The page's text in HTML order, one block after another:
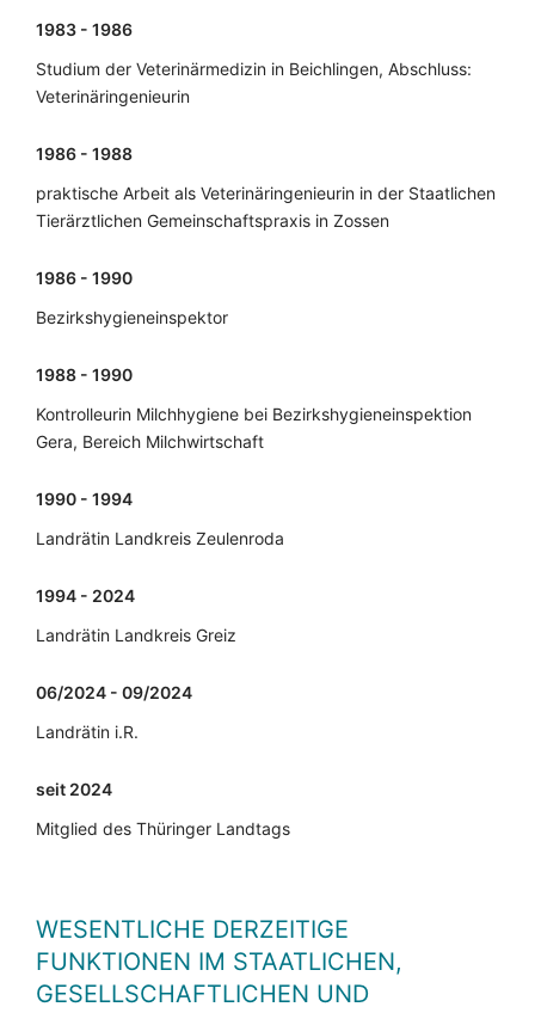
1983 - 1986
Studium der Veterinärmedizin in Beichlingen, Abschluss:
Veterinäringenieurin
1986 - 1988
praktische Arbeit als Veterinäringenieurin in der Staatlichen
Tierärztlichen Gemeinschaftspraxis in Zossen
1986 - 1990
Bezirkshygieneinspektor
1988 - 1990
Kontrolleurin Milchhygiene bei Bezirkshygieneinspektion
Gera, Bereich Milchwirtschaft
1990 - 1994
Landrätin Landkreis Zeulenroda
1994 - 2024
Landrätin Landkreis Greiz
06/2024 - 09/2024
Landrätin i.R.
seit 2024
Mitglied des Thüringer Landtags
WESENTLICHE DERZEITIGE
FUNKTIONEN IM STAATLICHEN,
GESELLSCHAFTLICHEN UND